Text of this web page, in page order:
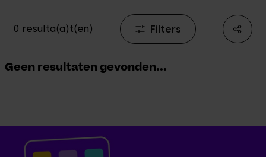
0 resulta(a)t(en) Filters
Geen resultaten gevonden...